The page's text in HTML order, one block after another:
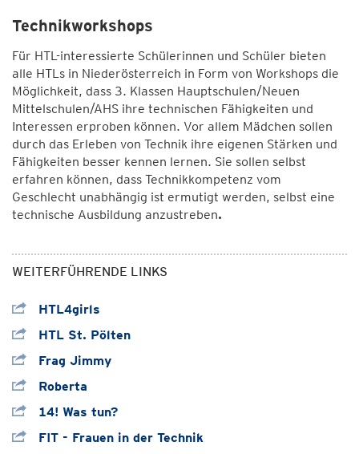
Technikworkshops
Für HTL-interessierte Schülerinnen und Schüler bieten
alle HTLs in Niederösterreich in Form von Workshops die
Möglichkeit, dass 3. Klassen Hauptschulen/Neuen
Mittelschulen/AHS ihre technischen Fähigkeiten und
Interessen erproben können. Vor allem Mädchen sollen
durch das Erleben von Technik ihre eigenen Stärken und
Fähigkeiten besser kennen lernen. Sie sollen selbst
erfahren können, dass Technikkompetenz vom
Geschlecht unabhängig ist ermutigt werden, selbst eine
technische Ausbildung anzustreben.
WEITERFÜHRENDE LINKS
HTL4girls
HTL St. Pölten
Frag Jimmy
Roberta
14! Was tun?
FIT - Frauen in der Technik